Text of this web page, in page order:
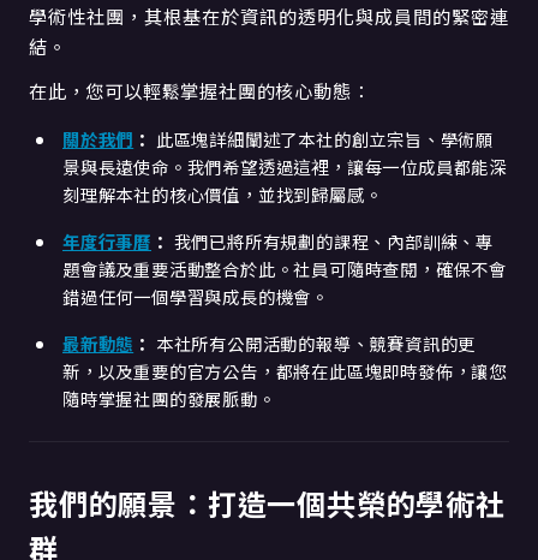
學術性社團，其根基在於資訊的透明化與成員間的緊密連
結。
在此，您可以輕鬆掌握社團的核心動態：
關於我們 ： 此區塊詳細闡述了本社的創立宗旨、學術願
景與長遠使命。我們希望透過這裡，讓每一位成員都能深
刻理解本社的核心價值，並找到歸屬感。
年度行事曆 ： 我們已將所有規劃的課程、內部訓練、專
題會議及重要活動整合於此。社員可隨時查閱，確保不會
錯過任何一個學習與成長的機會。
最新動態 ： 本社所有公開活動的報導、競賽資訊的更
新，以及重要的官方公告，都將在此區塊即時發佈，讓您
隨時掌握社團的發展脈動。
我們的願景：打造一個共榮的學術社
群